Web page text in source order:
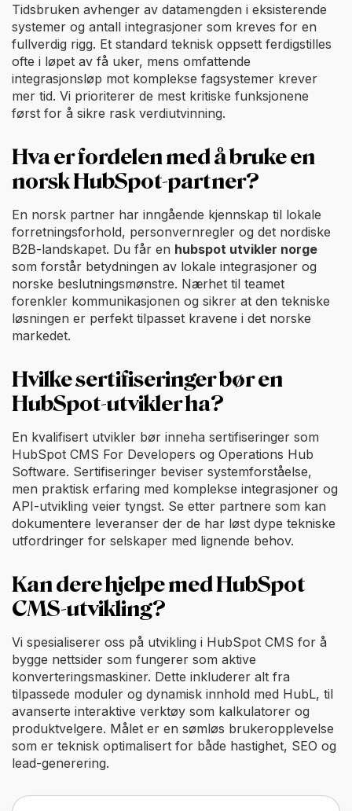
Tidsbruken avhenger av datamengden i eksisterende
systemer og antall integrasjoner som kreves for en
fullverdig rigg. Et standard teknisk oppsett ferdigstilles
ofte i løpet av få uker, mens omfattende
integrasjonsløp mot komplekse fagsystemer krever
mer tid. Vi prioriterer de mest kritiske funksjonene
først for å sikre rask verdiutvinning.
Hva er fordelen med å bruke en
norsk HubSpot-partner?
En norsk partner har inngående kjennskap til lokale
forretningsforhold, personvernregler og det nordiske
B2B-landskapet. Du får en hubspot utvikler norge
som forstår betydningen av lokale integrasjoner og
norske beslutningsmønstre. Nærhet til teamet
forenkler kommunikasjonen og sikrer at den tekniske
løsningen er perfekt tilpasset kravene i det norske
markedet.
Hvilke sertifiseringer bør en
HubSpot-utvikler ha?
En kvalifisert utvikler bør inneha sertifiseringer som
HubSpot CMS For Developers og Operations Hub
Software. Sertifiseringer beviser systemforståelse,
men praktisk erfaring med komplekse integrasjoner og
API-utvikling veier tyngst. Se etter partnere som kan
dokumentere leveranser der de har løst dype tekniske
utfordringer for selskaper med lignende behov.
Kan dere hjelpe med HubSpot
CMS-utvikling?
Vi spesialiserer oss på utvikling i HubSpot CMS for å
bygge nettsider som fungerer som aktive
konverteringsmaskiner. Dette inkluderer alt fra
tilpassede moduler og dynamisk innhold med HubL, til
avanserte interaktive verktøy som kalkulatorer og
produktvelgere. Målet er en sømløs brukeropplevelse
som er teknisk optimalisert for både hastighet, SEO og
lead-generering.